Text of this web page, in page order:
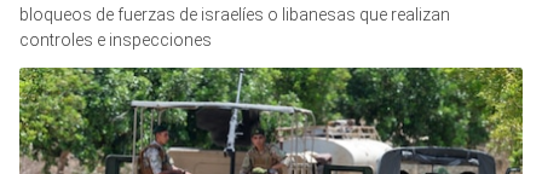
bloqueos de fuerzas de israelíes o libanesas que realizan
controles e inspecciones